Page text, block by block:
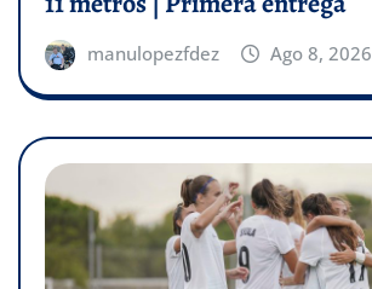
manulopezfdez Ago 8, 2026